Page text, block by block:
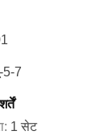
7
1 सेट